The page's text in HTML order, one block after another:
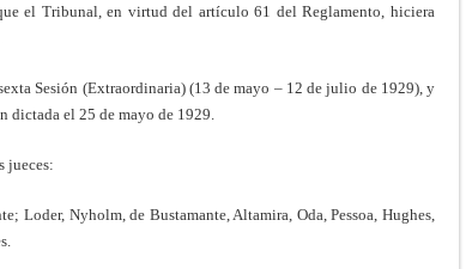
el Tribunal, en virtud del artículo 61 del Reglamento, hiciera
Sesión (Extraordinaria) (13 de mayo – 12 de julio de 1929), y
dictada el 25 de mayo de 1929.
jueces:
Loder, Nyholm, de Bustamante, Altamira, Oda, Pessoa, Hughes,